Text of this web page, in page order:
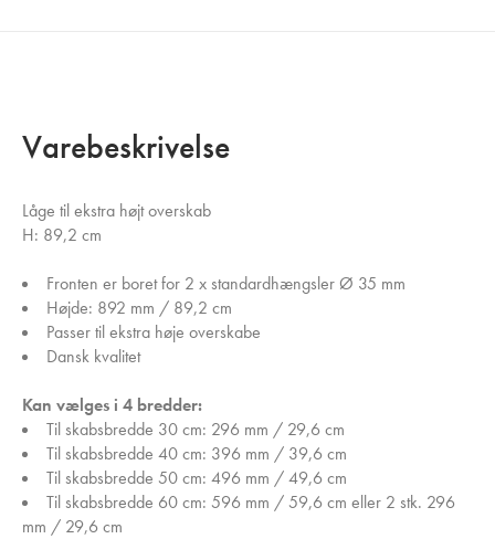
Varebeskrivelse
Låge til ekstra højt overskab
H: 89,2 cm
Fronten er boret for 2 x standardhængsler Ø 35 mm
Højde: 892 mm / 89,2 cm
Passer til ekstra høje overskabe
Dansk kvalitet
Kan vælges i 4 bredder:
Til skabsbredde 30 cm: 296 mm / 29,6 cm
Til skabsbredde 40 cm: 396 mm / 39,6 cm
Til skabsbredde 50 cm: 496 mm / 49,6 cm
Til skabsbredde 60 cm: 596 mm / 59,6 cm eller 2 stk. 296
mm / 29,6 cm